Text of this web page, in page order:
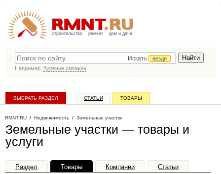
строительство ремонт дом и дача
Искать
везде
Например, бурение скважин
ВЫБРАТЬ РАЗДЕЛ СТАТЬИ ТОВАРЫ
RMNT.RU / Недвижимость / Земельные участки
Земельные участки — товары и
услуги
Раздел Товары Компании Статьи